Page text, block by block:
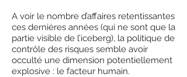
A voir le nombre d’affaires retentissantes
ces dernières années (qui ne sont que la
partie visible de l’iceberg), la politique de
contrôle des risques semble avoir
occulté une dimension potentiellement
explosive : le facteur humain.